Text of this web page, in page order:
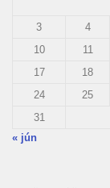
3
4
10
11
17
18
24
25
31
« jún